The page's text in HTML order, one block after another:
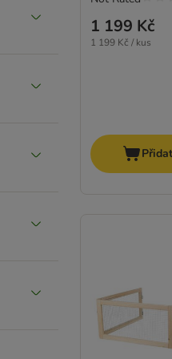
1 199 Kč
1 199 Kč / kus